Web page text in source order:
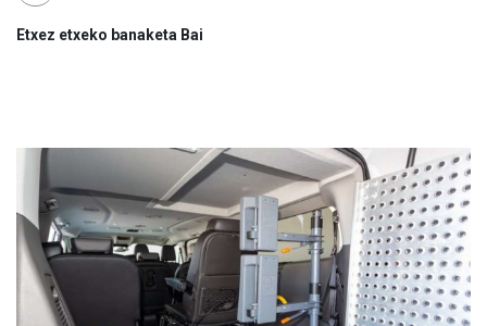
Etxez etxeko banaketa Bai